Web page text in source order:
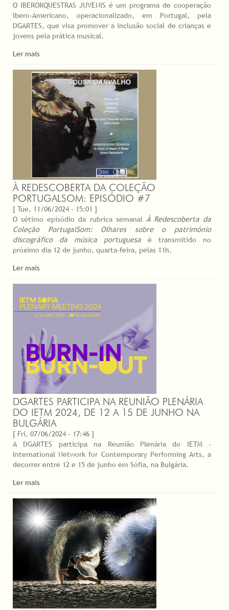
O IBERORQUESTRAS JUVENIS é um programa de cooperação
Ibero-Americano, operacionalizado, em Portugal, pela
DGARTES, que visa promover a inclusão social de crianças e
jovens pela prática musical.
Ler mais
À REDESCOBERTA DA COLEÇÃO
PORTUGALSOM: EPISÓDIO #7
[ Tue, 11/06/2024 - 15:01 ]
O sétimo episódio da rubrica semanal À Redescoberta da
Coleção PortugalSom: Olhares sobre o património
discográfico da música portuguesa é transmitido no
próximo dia 12 de junho, quarta-feira, pelas 11h.
Ler mais
DGARTES PARTICIPA NA REUNIÃO PLENÁRIA
DO IETM 2024, DE 12 A 15 DE JUNHO NA
BULGÁRIA
[ Fri, 07/06/2024 - 17:46 ]
A DGARTES participa na Reunião Plenária do IETM -
International Network for Contemporary Performing Arts, a
decorrer entre 12 e 15 de junho em Sófia, na Bulgária.
Ler mais